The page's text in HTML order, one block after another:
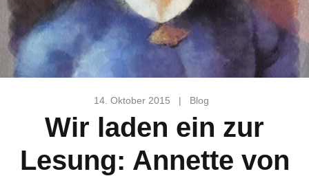
14. Oktober 2015 | Blog
Wir laden ein zur
Lesung: Annette von